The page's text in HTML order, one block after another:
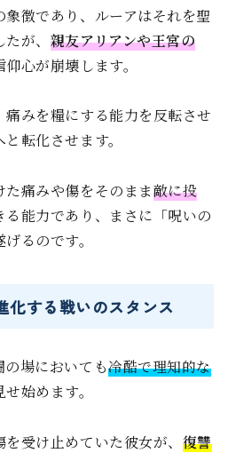
徴であり、ルーアはそれを聖
が、 親友アリアンや王宮の
心が崩壊します。
みを糧にする能力を反転させ
転化させます。
痛みや傷をそのまま敵に投
る能力であり、まさに「呪いの
るのです。
化する戦いのスタンス
の場においても冷酷で理知的な
始めます。
受け止めていた彼女が、 復讐